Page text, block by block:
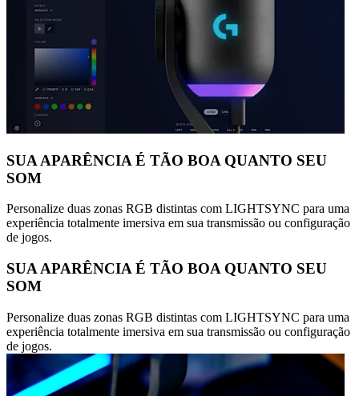
SUA APARÊNCIA É TÃO BOA QUANTO SEU
SOM
Personalize duas zonas RGB distintas com LIGHTSYNC para uma
experiência totalmente imersiva em sua transmissão ou configuração
de jogos.
SUA APARÊNCIA É TÃO BOA QUANTO SEU
SOM
Personalize duas zonas RGB distintas com LIGHTSYNC para uma
experiência totalmente imersiva em sua transmissão ou configuração
de jogos.